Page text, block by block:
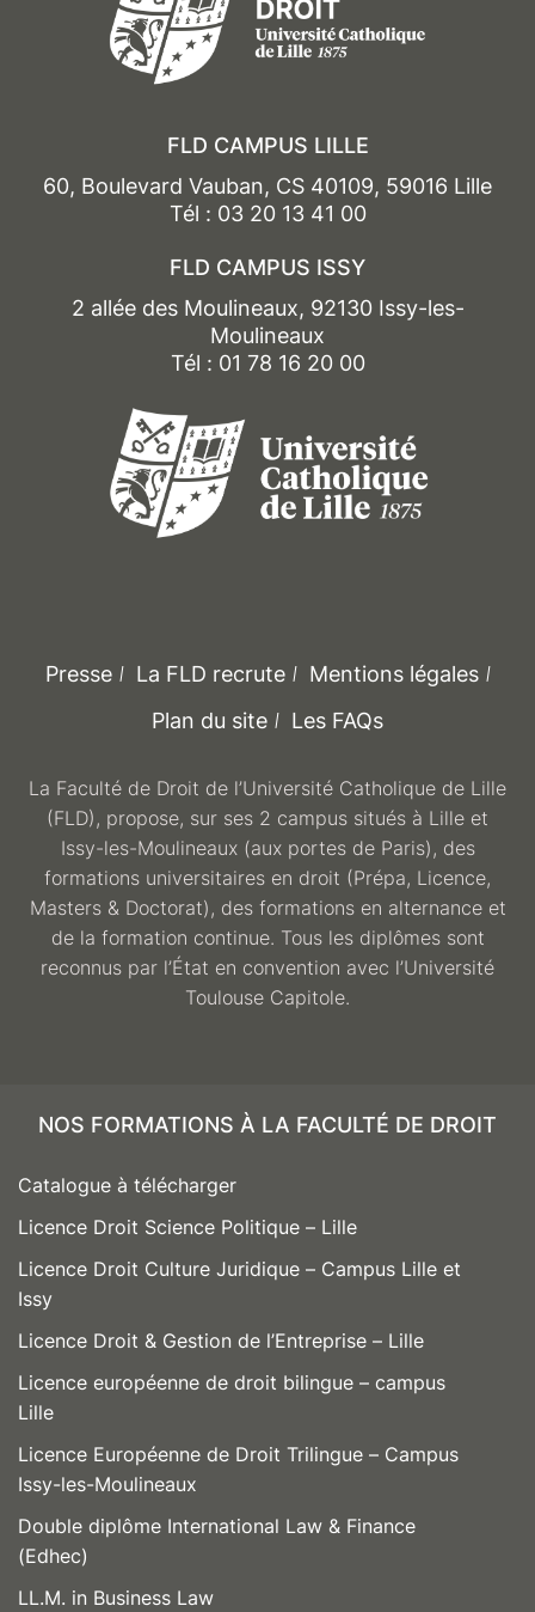
FLD CAMPUS LILLE
60, Boulevard Vauban, CS 40109, 59016 Lille
Tél : 03 20 13 41 00
FLD CAMPUS ISSY
2 allée des Moulineaux, 92130 Issy-les-
Moulineaux
Tél : 01 78 16 20 00
Presse La FLD recrute
Mentions légales
Plan du site
Les FAQs
La Faculté de Droit de l’Université Catholique de Lille
(FLD), propose, sur ses 2 campus situés à Lille et
Issy-les-Moulineaux (aux portes de Paris), des
formations universitaires en droit (Prépa, Licence,
Masters & Doctorat), des formations en alternance et
de la formation continue. Tous les diplômes sont
reconnus par l’État en convention avec l’Université
Toulouse Capitole.
NOS FORMATIONS À LA FACULTÉ DE DROIT
Catalogue à télécharger
Licence Droit Science Politique – Lille
Licence Droit Culture Juridique – Campus Lille et
Issy
Licence Droit & Gestion de l’Entreprise – Lille
Licence européenne de droit bilingue – campus
Lille
Licence Européenne de Droit Trilingue – Campus
Issy-les-Moulineaux
Double diplôme International Law & Finance
(Edhec)
LL.M. in Business Law